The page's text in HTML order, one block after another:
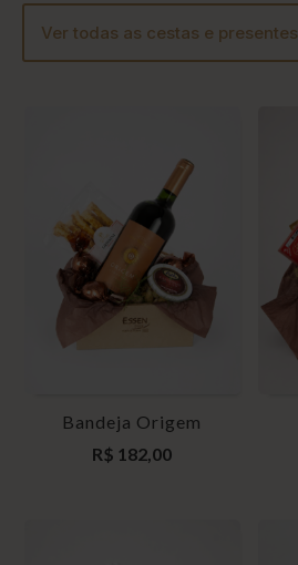
Ver todas as cestas e presentes
Bandeja Origem
R$ 182,00